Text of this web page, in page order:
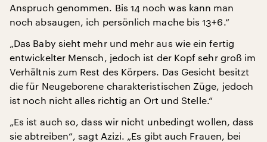
Anspruch genommen. Bis 14 noch was kann man
noch absaugen, ich persönlich mache bis 13+6.“
„Das Baby sieht mehr und mehr aus wie ein fertig
entwickelter Mensch, jedoch ist der Kopf sehr groß im
Verhältnis zum Rest des Körpers. Das Gesicht besitzt
die für Neugeborene charakteristischen Züge, jedoch
ist noch nicht alles richtig an Ort und Stelle.“
„Es ist auch so, dass wir nicht unbedingt wollen, dass
sie abtreiben“, sagt Azizi. „Es gibt auch Frauen, bei